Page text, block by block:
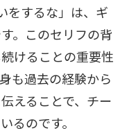
をするな」は、ギ
。このセリフの背
けることの重要性
も過去の経験から
えることで、チー
るのです。